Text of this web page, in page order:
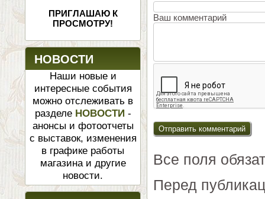
ПРИГЛАШАЮ К
ПРОСМОТРУ!
НОВОСТИ
Наши новые и
интересные события
можно отслеживать в
разделе НОВОСТИ -
анонсы и фотоотчеты
с выставок, изменения
в графике работы
магазина и другие
новости.
Ваш комментарий
Все поля
Перед